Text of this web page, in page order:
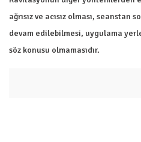
ağrısız ve acısız olması,
devam edilebilmesi, uygulama
söz konusu olmamasıdır.